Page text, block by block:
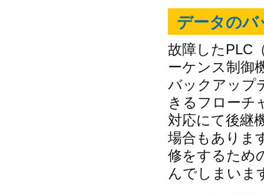
データのバ
故障したPLC
ーケンス制御
バックアップ
きるフローチ
対応にて後継
場合もありま
修をするため
んでしまいま